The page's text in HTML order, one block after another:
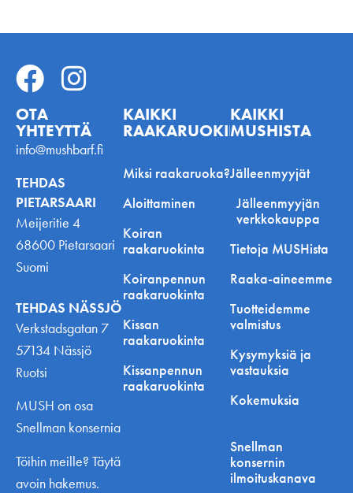
OTA
YHTEYTTÄ
info@mushbarf.fi
TEHDAS
PIETARSAARI
Meijeritie 4
68600 Pietarsaari
Suomi
TEHDAS NÄSSJÖ
Verkstadsgatan 7
57134 Nässjö
Ruotsi
MUSH on osa
Snellman konsernia
Töihin meille? Täytä
avoin hakemus.
KAIKKI
RAAKARUOKINNASTA
Miksi raakaruoka?
Aloittaminen
Koiran
raakaruokinta
Koiranpennun
raakaruokinta
Kissan
raakaruokinta
Kissanpennun
raakaruokinta
KAIKKI
MUSHISTA
Jälleenmyyjät
Jälleenmyyjän
verkkokauppa
Tietoja MUSHista
Raaka-aineemme
Tuotteidemme
valmistus
Kysymyksiä ja
vastauksia
Kokemuksia
Snellman
konsernin
ilmoituskanava